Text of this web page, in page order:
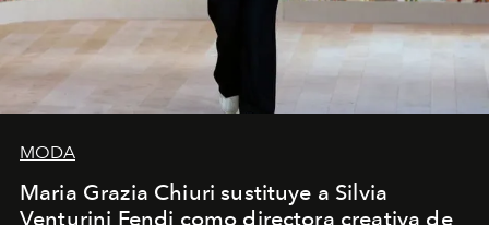
MODA
Maria Grazia Chiuri sustituye a Silvia
Venturini Fendi como directora creativa de